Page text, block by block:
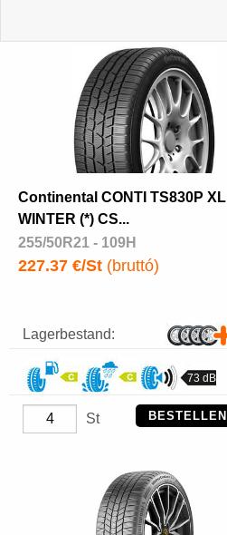
Continental CONTI TS830P XL
WINTER (*) CS...
255/50R21 - 109H
227.37 €/St (bruttó)
Lagerbestand:
73 dB
St BESTELLEN